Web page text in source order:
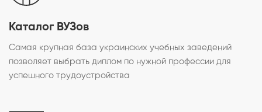
Каталог ВУЗов
Самая крупная база украинских учебных заведений
позволяет выбрать диплом по нужной профессии для
успешного трудоустройства